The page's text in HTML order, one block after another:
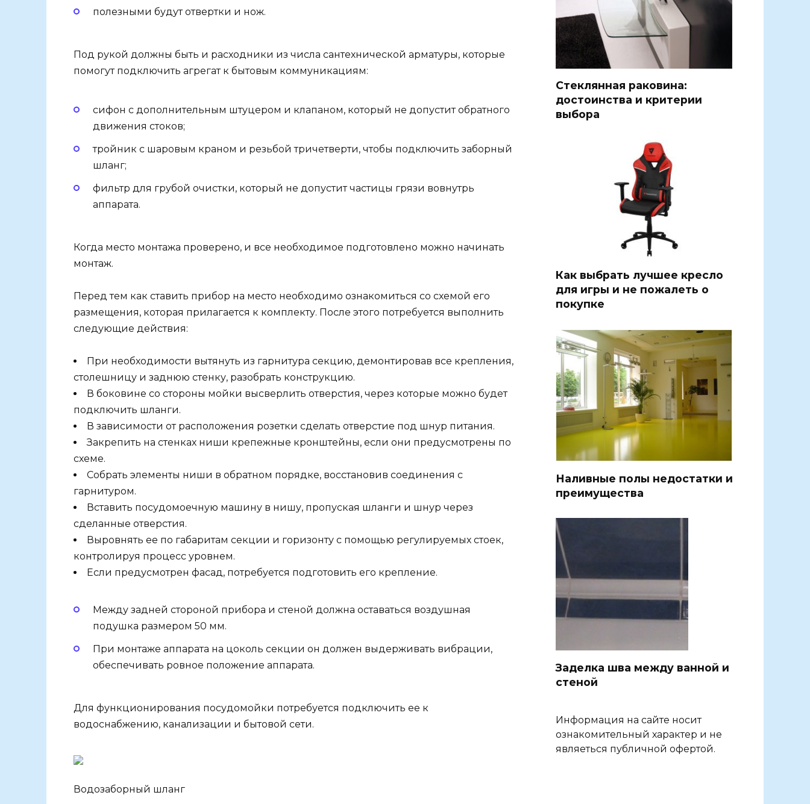
полезными будут отвертки и нож.
Под рукой должны быть и расходники из числа сантехнической арматуры, которые
помогут подключить агрегат к бытовым коммуникациям:
сифон с дополнительным штуцером и клапаном, который не допустит обратного
движения стоков;
тройник с шаровым краном и резьбой тричетверти, чтобы подключить заборный
шланг;
фильтр для грубой очистки, который не допустит частицы грязи вовнутрь
аппарата.
Когда место монтажа проверено, и все необходимое подготовлено можно начинать
монтаж.
Перед тем как ставить прибор на место необходимо ознакомиться со схемой его
размещения, которая прилагается к комплекту. После этого потребуется выполнить
следующие действия:
При необходимости вытянуть из гарнитура секцию, демонтировав все крепления,
столешницу и заднюю стенку, разобрать конструкцию.
В боковине со стороны мойки высверлить отверстия, через которые можно будет
подключить шланги.
В зависимости от расположения розетки сделать отверстие под шнур питания.
Закрепить на стенках ниши крепежные кронштейны, если они предусмотрены по
схеме.
Собрать элементы ниши в обратном порядке, восстановив соединения с
гарнитуром.
Вставить посудомоечную машину в нишу, пропуская шланги и шнур через
сделанные отверстия.
Выровнять ее по габаритам секции и горизонту с помощью регулируемых стоек,
контролируя процесс уровнем.
Если предусмотрен фасад, потребуется подготовить его крепление.
Между задней стороной прибора и стеной должна оставаться воздушная
подушка размером 50 мм.
При монтаже аппарата на цоколь секции он должен выдерживать вибрации,
обеспечивать ровное положение аппарата.
Для функционирования посудомойки потребуется подключить ее к
водоснабжению, канализации и бытовой сети.
Водозаборный шланг
Стеклянная раковина:
достоинства и критерии
выбора
Как выбрать лучшее кресло
для игры и не пожалеть о
покупке
Наливные полы недостатки и
преимущества
Заделка шва между ванной и
стеной
Информация на сайте носит
ознакомительный характер и не
являеться публичной офертой.